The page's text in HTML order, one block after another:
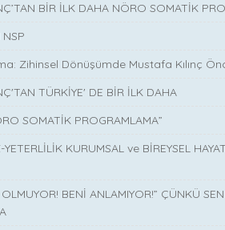
BİR İLK DAHA NÖRO SOMATİK
NSP
Zihinsel Dönüşümde Mustafa Kılınç
TÜRKİYE' DE BİR İLK DAHA
SOMATİK PROGRAMLAMA”
KURUMSAL ve BİREYSEL
BENİ ANLAMIYOR!” ÇÜNKÜ